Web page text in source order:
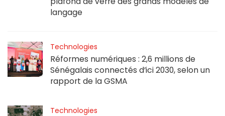
langage
Technologies
Réformes numériques : 2,6 millions de
Sénégalais connectés d’ici 2030, selon un
rapport de la GSMA
Technologies